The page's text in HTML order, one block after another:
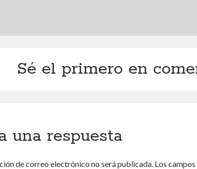
Sé el primero en
una respuesta
de correo electrónico no será publicada. Los